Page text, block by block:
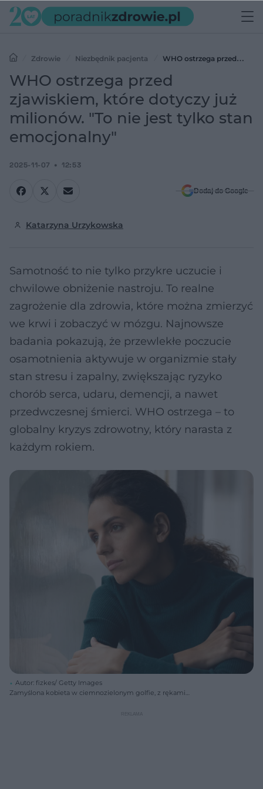
Zdrowie Niezbędnik pacjenta
WHO ostrzega przed
zjawiskiem, które dotyczy już milionów. "To nie jest tylko stan
WHO ostrzega przed
zjawiskiem, które dotyczy już
milionów. "To nie jest tylko stan
emocjonalny"
2025-11-07 12:53
Dodaj do Google
Katarzyna Urzykowska
Samotność to nie tylko przykre uczucie i
chwilowe obniżenie nastroju. To realne
zagrożenie dla zdrowia, które można zmierzyć
we krwi i zobaczyć w mózgu. Najnowsze
badania pokazują, że przewlekłe poczucie
osamotnienia aktywuje w organizmie stały
stan stresu i zapalny, zwiększając ryzyko
chorób serca, udaru, demencji, a nawet
przedwczesnej śmierci. WHO ostrzega – to
globalny kryzys zdrowotny, który narasta z
każdym rokiem.
Autor: fizkes/ Getty Images
Zamyślona kobieta w ciemnozielonym golfie, z rękami
refleksja może dotyczyć problemów związanych z samotnością, o